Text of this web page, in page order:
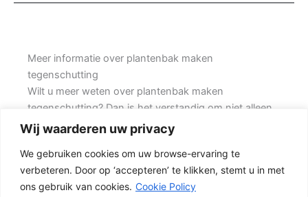
Wij waarderen uw privacy
We gebruiken cookies om uw browse-ervaring te
verbeteren. Door op ‘accepteren’ te klikken, stemt u in met
ons gebruik van cookies. Cookie Policy
Meer informatie over plantenbak maken
tegenschutting
Wilt u meer weten over plantenbak maken
tegenschutting? Dan is het verstandig om niet alleen
naar de prijs te kijken, maar ook naar de kwaliteit van
levensduur van de complete schutting. Prins
Schuttingen helpt klanten met grote achtertuinen en
denkt mee over een mooie oplossing.